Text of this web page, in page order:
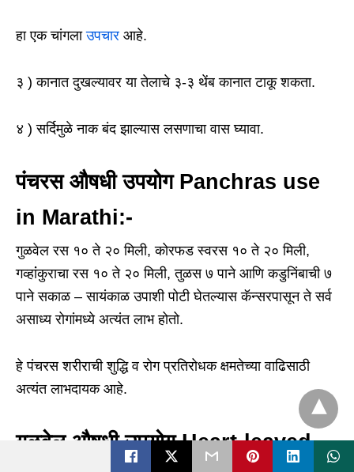
हा एक चांगलाउपचार आहे.
३ ) कानात दुखल्यावर या तेलाचे ३-३ थेंब कानात टाकू शकता.
४ ) सर्दिमुळे नाक बंद झाल्यास लसणाचा वास घ्यावा.
पंचरस औषधी उपयोग Panchras use
in Marathi:-
गुळवेल रस १० ते २० मिली, कोरफड स्वरस १० ते २० मिली,
गव्हांंकुराचा रस १० ते २० मिली, तुळस ७ पाने आणि कडुनिंबाची ७
पाने सकाळ – सायंकाळ उपाशी पोटी घेतल्यास कॅन्सरपासून ते सर्व
असाध्य रोगांमध्ये अत्यंत लाभ होतो.
हे पंचरस शरीराची शुद्धि व रोग प्रतिरोधक क्षमतेच्या वाढिसाठी
अत्यंत लाभदायक आहे.
गुळवेल औषधी उपयोग Heart-leaved